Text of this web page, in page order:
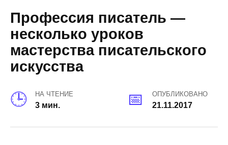
Профессия писатель —
несколько уроков
мастерства писательского
искусства
НА ЧТЕНИЕ
3 мин.
ОПУБЛИКОВАНО
21.11.2017